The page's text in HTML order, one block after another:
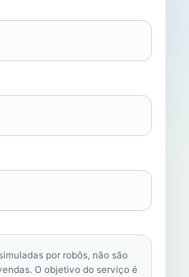
por robôs, não são
O objetivo do serviço é